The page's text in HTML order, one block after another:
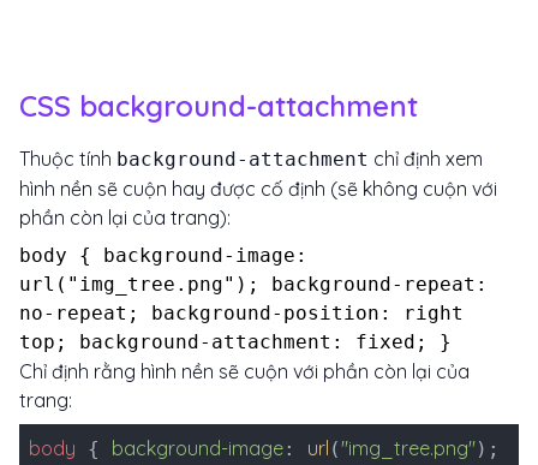
CSS background-attachment
Thuộc tính background-attachment chỉ định xem
hình nền sẽ cuộn hay được cố định (sẽ không cuộn với
phần còn lại của trang):
body { background-image:
url("img_tree.png"); background-repeat:
no-repeat; background-position: right
top; background-attachment: fixed; }
Chỉ định rằng hình nền sẽ cuộn với phần còn lại của
trang:
body { background-image: url ("img_tree.png");